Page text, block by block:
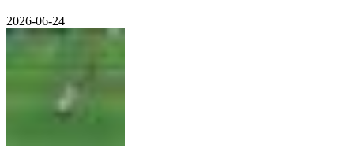
2026-06-24